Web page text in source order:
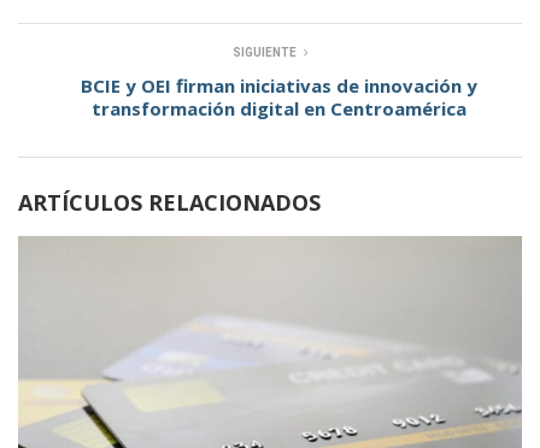
SIGUIENTE
BCIE y OEI firman iniciativas de innovación y
transformación digital en Centroamérica
ARTÍCULOS RELACIONADOS